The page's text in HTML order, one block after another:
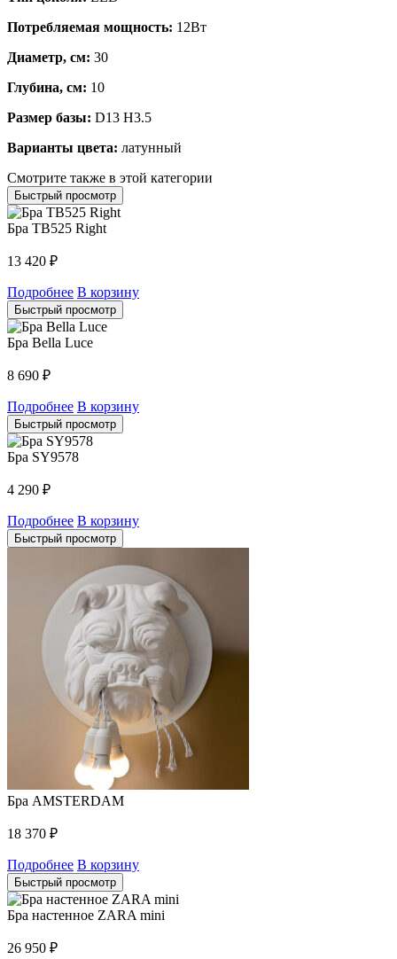
Потребляемая мощность: 12Вт
Диаметр, см: 30
Глубина, см: 10
Размер базы: D13 H3.5
Варианты цвета: латунный
Смотрите также в этой категории
Быстрый просмотр
Бра TB525 Right
13 420 ₽
Подробнее В корзину
Быстрый просмотр
Бра Bella Luce
8 690 ₽
Подробнее В корзину
Быстрый просмотр
Бра SY9578
4 290 ₽
Подробнее В корзину
Быстрый просмотр
Бра AMSTERDAM
18 370 ₽
Подробнее В корзину
Быстрый просмотр
Бра настенное ZARA mini
26 950 ₽